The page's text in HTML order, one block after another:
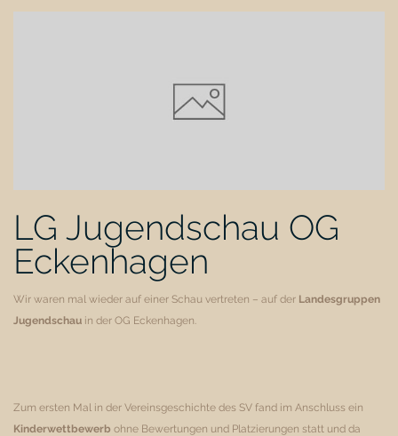
LG Jugendschau OG
Eckenhagen
Wir waren mal wieder auf einer Schau vertreten – auf der Landesgruppen
Jugendschau in der OG Eckenhagen.
Zum ersten Mal in der Vereinsgeschichte des SV fand im Anschluss ein
Kinderwettbewerb ohne Bewertungen und Platzierungen statt und da